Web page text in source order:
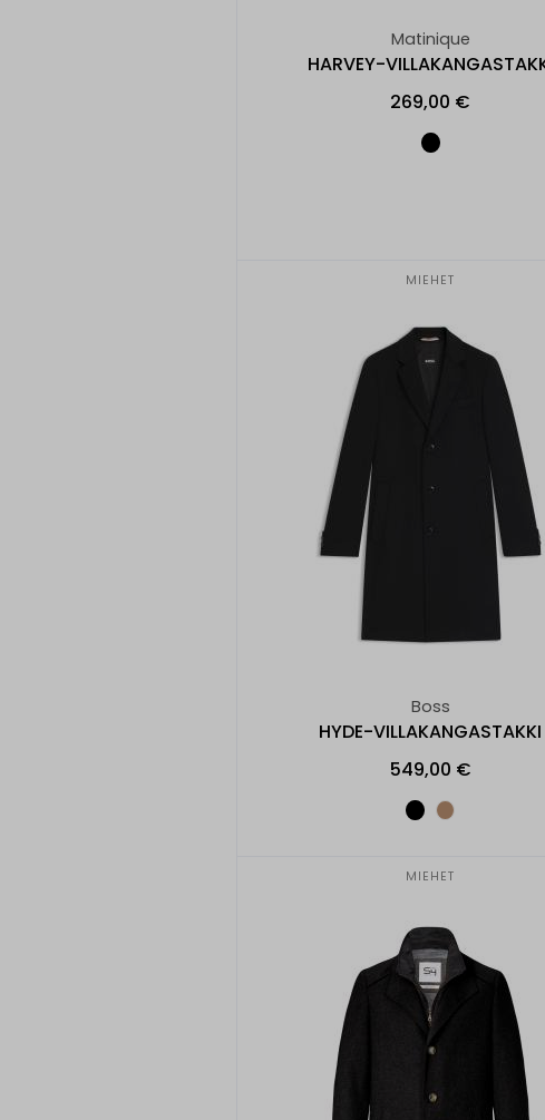
Matinique
HARVEY-
269,00 €
MIEHET
Boss
HYDE-VILLAKANGASTAKKI
549,00 €
MIEHET